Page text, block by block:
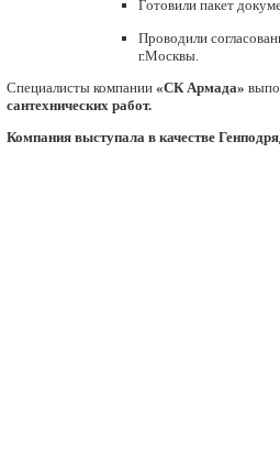
Готовили пакет
Проводили
г.Москвы.
Специалисты компании «СК Армада»
сантехнических работ.
Компания выступала в качестве